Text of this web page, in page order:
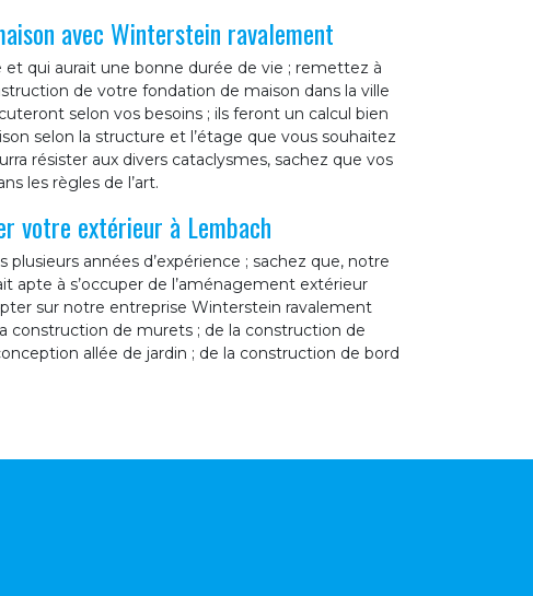
avec Winterstein ravalement
qui aurait une bonne durée de vie ; remettez à
de votre fondation de maison dans la ville
selon vos besoins ; ils feront un calcul bien
selon la structure et l’étage que vous souhaitez
résister aux divers cataclysmes, sachez que vos
les règles de l’art.
votre extérieur à Lembach
années d’expérience ; sachez que, notre
à s’occuper de l’aménagement extérieur
sur notre entreprise Winterstein ravalement
construction de murets ; de la construction de
allée de jardin ; de la construction de bord